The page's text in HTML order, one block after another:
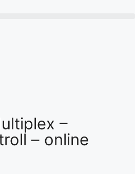
–
– online